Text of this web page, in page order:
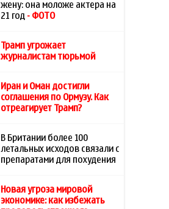
жену: она моложе актера на
21 год - ФОТО
Трамп угрожает
журналистам тюрьмой
Иран и Оман достигли
соглашения по Ормузу. Как
отреагирует Трамп?
В Британии более 100
летальных исходов связали с
препаратами для похудения
Новая угроза мировой
экономике: как избежать